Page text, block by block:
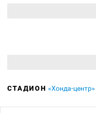
СТАДИОН «Хонда-центр»